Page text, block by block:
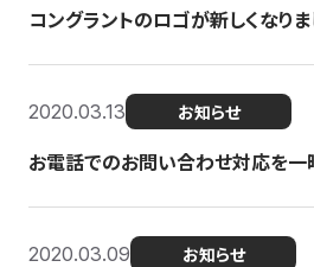
コングラントのロゴが新しくなり
2020.03.13 お知らせ
お電話でのお問い合わせ対応を一
2020.03.09 お知らせ